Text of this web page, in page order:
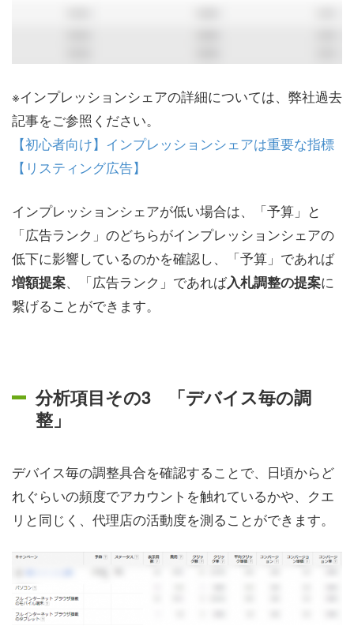
※インプレッションシェアの詳細については、弊社過去
記事をご参照ください。
【初心者向け】インプレッションシェアは重要な指標
【リスティング広告】
インプレッションシェアが低い場合は、「予算」と
「広告ランク」のどちらがインプレッションシェアの
低下に影響しているのかを確認し、「予算」であれば
増額提案、「広告ランク」であれば入札調整の提案に
繋げることができます。
分析項目その3 「デバイス毎の調
整」
デバイス毎の調整具合を確認することで、日頃からど
れぐらいの頻度でアカウントを触れているかや、クエ
リと同じく、代理店の活動度を測ることができます。